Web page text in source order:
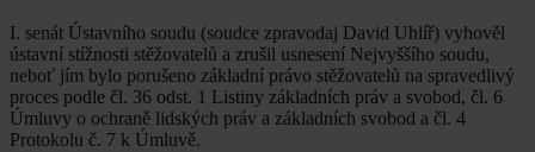
I. senát Ústavního soudu (soudce zpravodaj David Uhlíř) vyhověl
ústavní stížnosti stěžovatelů a zrušil usnesení Nejvyššího soudu,
neboť jím bylo porušeno základní právo stěžovatelů na spravedlivý
proces podle čl. 36 odst. 1 Listiny základních práv a svobod, čl. 6
Úmluvy o ochraně lidských práv a základních svobod a čl. 4
Protokolu č. 7 k Úmluvě.